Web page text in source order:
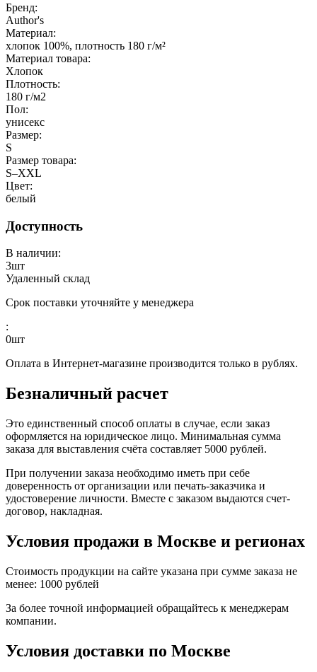
Бренд:
Author's
Материал:
хлопок 100%, плотность 180 г/м²
Материал товара:
Хлопок
Плотность:
180 г/м2
Пол:
унисекс
Размер:
S
Размер товара:
S–XXL
Цвет:
белый
Доступность
В наличии:
3шт
Удаленный склад
Срок поставки уточняйте у менеджера
:
0шт
Оплата в Интернет-магазине производится только в рублях.
Безналичный расчет
Это единственный способ оплаты в случае, если заказ
оформляется на юридическое лицо. Минимальная сумма
заказа для выставления счёта составляет 5000 рублей.
При получении заказа необходимо иметь при себе
доверенность от организации или печать-заказчика и
удостоверение личности. Вместе с заказом выдаются счет-
договор, накладная.
Условия продажи в Москве и регионах
Стоимость продукции на сайте указана при сумме заказа не
менее: 1000 рублей
За более точной информацией обращайтесь к менеджерам
компании.
Условия доставки по Москве